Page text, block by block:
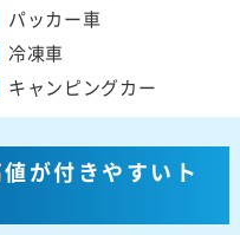
パッカー車
冷凍車
キャンピングカー
が付きやすいト